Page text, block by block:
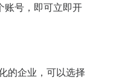
账号，即可立即开
的企业，可以选择